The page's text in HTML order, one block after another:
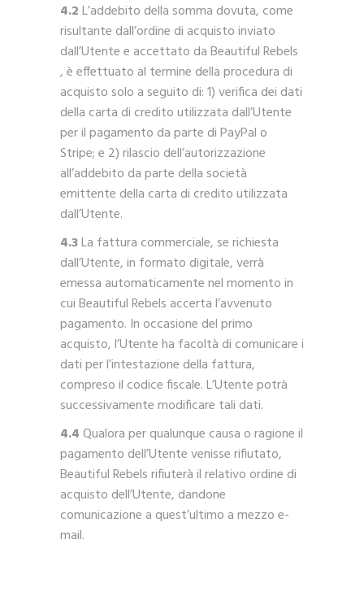
4.2L’addebito della somma dovuta, come
risultante dall’ordine di acquisto inviato
dall’Utente e accettato da Beautiful Rebels
, è effettuato al termine della procedura di
acquisto solo a seguito di: 1) verifica dei dati
della carta di credito utilizzata dall’Utente
per il pagamento da parte di PayPal o
Stripe; e 2) rilascio dell’autorizzazione
all’addebito da parte della società
emittente della carta di credito utilizzata
dall’Utente.
4.3La fattura commerciale, se richiesta
dall’Utente, in formato digitale, verrà
emessa automaticamente nel momento in
cui Beautiful Rebels accerta l’avvenuto
pagamento. In occasione del primo
acquisto, l’Utente ha facoltà di comunicare i
dati per l’intestazione della fattura,
compreso il codice fiscale. L’Utente potrà
successivamente modificare tali dati.
4.4Qualora per qualunque causa o ragione il
pagamento dell’Utente venisse rifiutato,
Beautiful Rebels rifiuterà il relativo ordine di
acquisto dell’Utente, dandone
comunicazione a quest’ultimo a mezzo e-
mail.